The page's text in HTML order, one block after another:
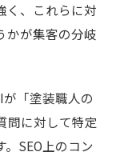
く、これらに対
かが集客の分岐
「塗装職人の
問に対して特定
SEO上のコン